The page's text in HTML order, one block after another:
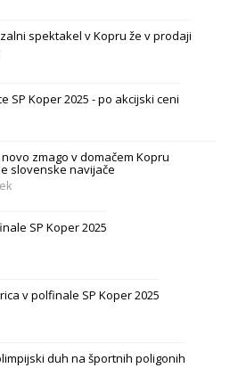
spektakel v Kopru že v prodaji
SP Koper 2025 - po akcijski ceni
zmago v domačem Kopru
slovenske navijače
SP Koper 2025
v polfinale SP Koper 2025
duh na športnih poligonih